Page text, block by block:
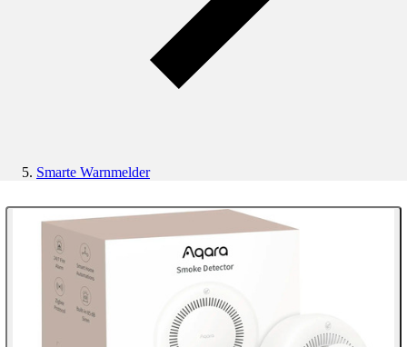
Smarte Warnmelder